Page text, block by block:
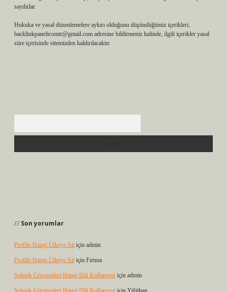
sayılırlar.
Hukuka ve yasal düzenlemelere aykırı olduğunu düşündüğünüz içerikleri,
backlinkpanelicomtr@gmail.com adresine bildirmeniz halinde, ilgili içerikler yasal
süre içerisinde sitemizden kaldırılacaktır.
Son yorumlar
Profilo Hangi Ülkeye Ait için admin
Profilo Hangi Ülkeye Ait için Fırtına
Selanik Göçmenleri Hangi Dili Kullanıyor için admin
Selanik Göçmenleri Hangi Dili Kullanıyor için Yiğithan